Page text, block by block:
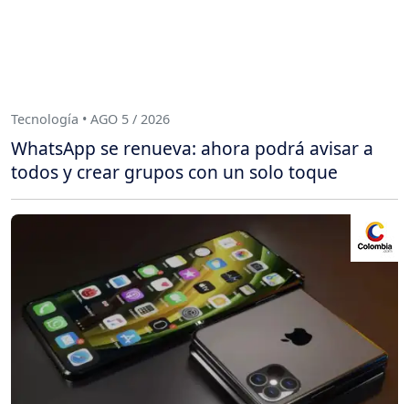
Tecnología • AGO 5 / 2026
WhatsApp se renueva: ahora podrá avisar a
todos y crear grupos con un solo toque